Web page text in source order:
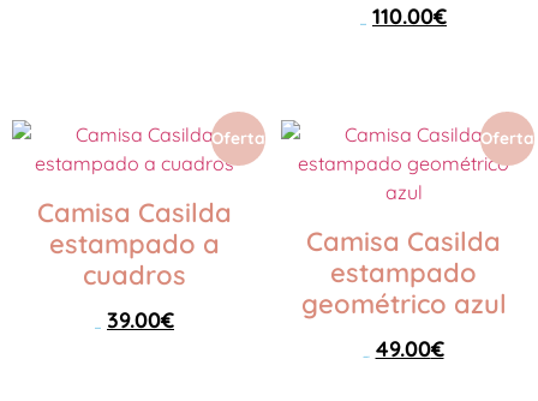
110.00€
Oferta
Camisa Casilda
estampado a
cuadros
39.00€
Oferta
Camisa Casilda
estampado
geométrico azul
49.00€